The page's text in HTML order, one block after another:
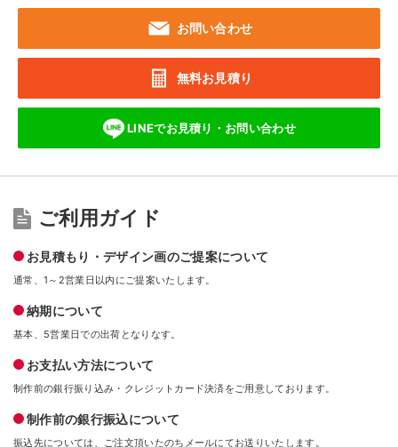
お問い合わせ
無料お見積り
LINEでお見積り・ お問い合わせ
ご利用ガイド
お見積もり・デザイン画のご提案について
通常、1～2営業日以内にご提案いたします。
納期について
基本、5営業日での出荷となりなす。
お支払い方法について
制作前の銀行振り込み・クレジットカード決済をご用意しております。
制作前の銀行振込について
振込先については、ご注文頂いたのちメールにてお送りいたします。